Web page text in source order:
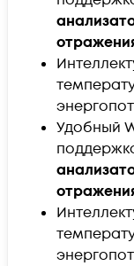
Удобный